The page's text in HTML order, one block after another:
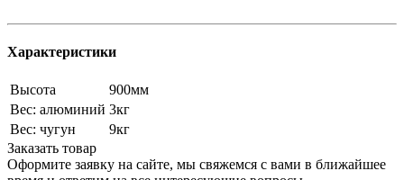
Характеристики
Высота
900мм
Вес: алюминий 3кг
Вес: чугун
9кг
Заказать товар
Оформите заявку на сайте, мы свяжемся с вами в ближайшее